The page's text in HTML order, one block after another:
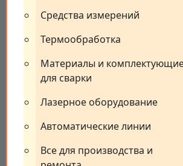
Средства измерений
Термообработка
Материалы и
для сварки
Лазерное оборудование
Автоматические линии
Все для производства и